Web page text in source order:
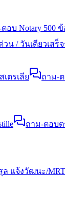
อบ Notary 500 ข้
วน / วันเดียวเสร็จ
ตรเลีย ถาม-
ถาม-ตอบต
ล แจ้งวัฒนะ/MRT